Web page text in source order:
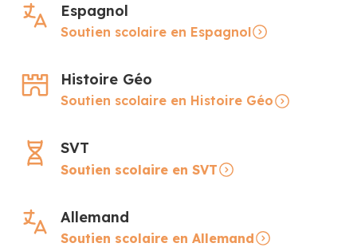
Espagnol
Soutien scolaire en Espagnol
Histoire Géo
Soutien scolaire en Histoire Géo
SVT
Soutien scolaire en SVT
Allemand
Soutien scolaire en Allemand